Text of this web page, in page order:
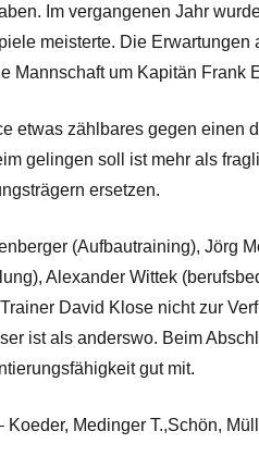
Im vergangenen Jahr
meisterte. Die
Mannschaft um Kapitän Frank
etwas zählbares gegen
gelingen soll ist mehr als
ersetzen.
(Aufbautraining), Jörg
Alexander Wittek
David Klose nicht zur
ist als anderswo. Beim
gut mit.
Medinger T.,Schön,